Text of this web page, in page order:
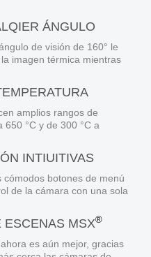
ÁNGULO
de visión de 160° le
imagen térmica mientras
amplios rangos de
650 °C y de 300 °C a
INTIUITIVAS
cómodos botones de menú
de la cámara con una sola
ESCENAS MSX®
ahora es aún mejor, gracias